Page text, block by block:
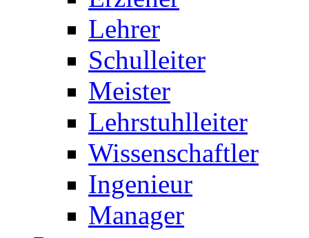
Lehrer
Schulleiter
Meister
Lehrstuhlleiter
Wissenschaftler
Ingenieur
Manager